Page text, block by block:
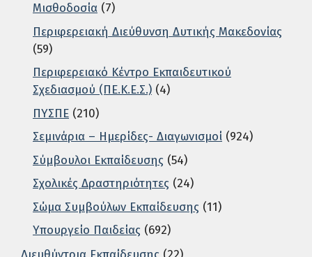
Μισθοδοσία (7)
Περιφερειακή Διεύθυνση Δυτικής Μακεδονίας
(59)
Περιφερειακό Κέντρο Εκπαιδευτικού
Σχεδιασμού (ΠΕ.Κ.Ε.Σ.) (4)
ΠΥΣΠΕ (210)
Σεμινάρια – Ημερίδες- Διαγωνισμοί (924)
Σύμβουλοι Εκπαίδευσης (54)
Σχολικές Δραστηριότητες (24)
Σώμα Συμβούλων Εκπαίδευσης (11)
Υπουργείο Παιδείας (692)